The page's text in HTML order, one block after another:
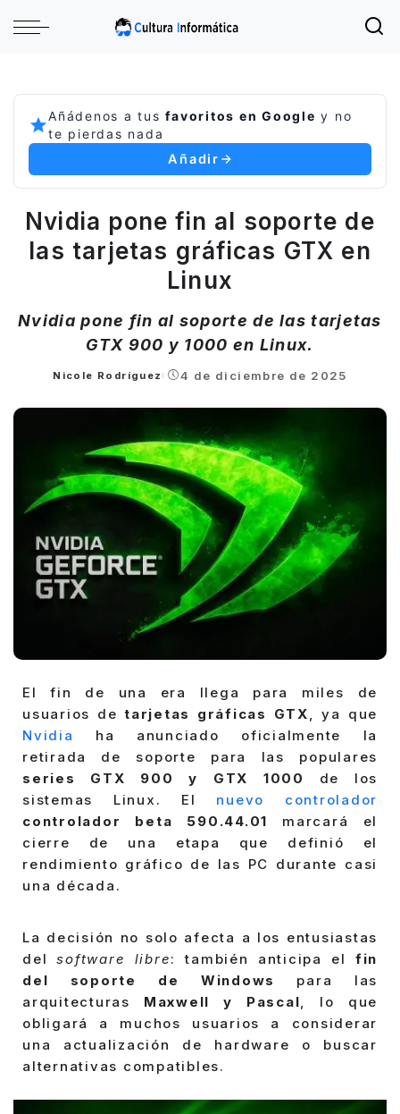
Añádenos a tusfavoritos en Google y no
te pierdas nada
Añadir
Nvidia pone fin al soporte de
las tarjetas gráficas GTX en
Linux
Nvidia pone fin al soporte de las tarjetas
GTX 900 y 1000 en Linux.
Posted
Nicole Rodríguez 4 de diciembre de 2025
El fin de una era llega para miles de
usuarios detarjetas gráficas GTX, ya que
Nvidia ha anunciado oficialmente la
retirada de soporte para las populares
series GTX 900 y GTX 1000 de los
sistemas Linux. El nuevo controlador
controlador beta 590.44.01 marcará el
cierre de una etapa que definió el
rendimiento gráfico de las PC durante casi
una década.
La decisión no solo afecta a los entusiastas
delsoftware libre: también anticipa el fin
del soporte de Windows
para las
arquitecturas Maxwell y Pascal, lo que
obligará a muchos usuarios a considerar
una actualización de hardware o buscar
alternativas compatibles.